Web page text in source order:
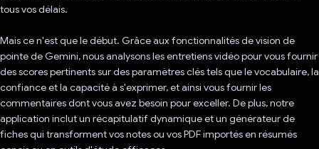
tous vos délais.
Mais ce n'est que le début. Grâce aux fonctionnalités de vision de
pointe de Gemini, nous analysons les entretiens vidéo pour vous fournir
des scores pertinents sur des paramètres clés tels que le vocabulaire, la
confiance et la capacité à s'exprimer, et ainsi vous fournir les
commentaires dont vous avez besoin pour exceller. De plus, notre
application inclut un récapitulatif dynamique et un générateur de
fiches qui transforment vos notes ou vos PDF importés en résumés